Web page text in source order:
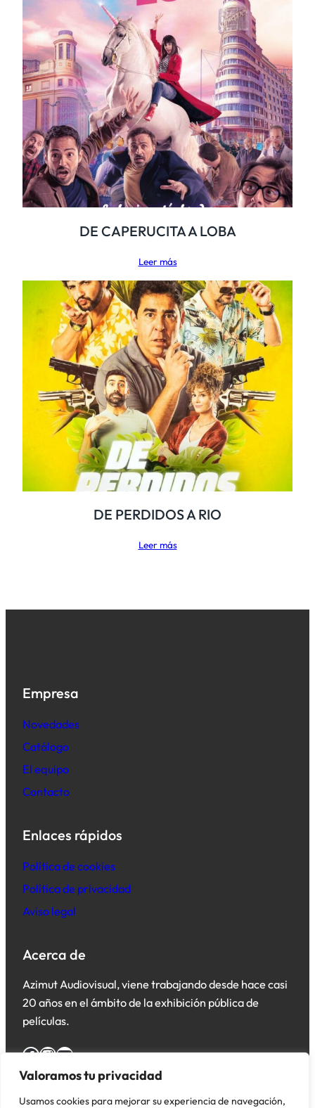
Valoramos tu privacidad
Usamos cookies para mejorar su experiencia de navegación,
DE CAPERUCITA A LOBA
Leer más
DE PERDIDOS A RIO
Leer más
Empresa
Novedades
Catálogo
El equipo
Contacto
Enlaces rápidos
Política de cookies
Política de privacidad
Aviso legal
Acerca de
Azimut Audiovisual, viene trabajando desde hace casi
20 años en el ámbito de la exhibición pública de
películas.
Facebook InstagramYouTube